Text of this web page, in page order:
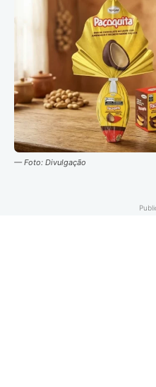
— Foto: Divulgação